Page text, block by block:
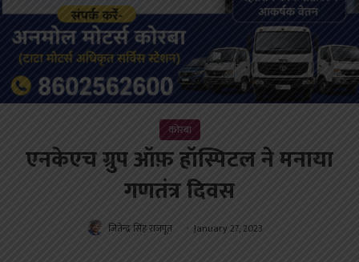
कोरबा
एनकेएच ग्रुप ऑफ़ हॉस्पिटल ने मनाया
गणतंत्र दिवस
जितेन्द्र सिंह राजपूत January 27, 2023